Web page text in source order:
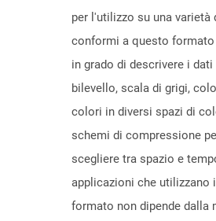
per l'utilizzo su una varietà
conformi a questo formato
in grado di descrivere i
bilevello, scala di grigi,
colori in diversi spazi di
schemi di compressione
scegliere tra spazio e
applicazioni che utilizzano
formato non dipende dalla